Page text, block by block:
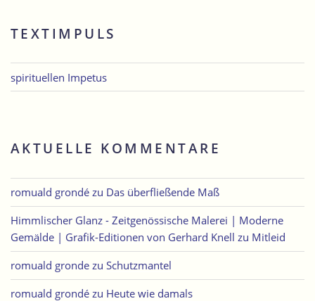
TEXTIMPULS
spirituellen Impetus
AKTUELLE KOMMENTARE
romuald grondé zu Das überfließende Maß
Himmlischer Glanz - Zeitgenössische Malerei | Moderne
Gemälde | Grafik-Editionen von Gerhard Knell zu Mitleid
romuald gronde zu Schutzmantel
romuald grondé zu Heute wie damals